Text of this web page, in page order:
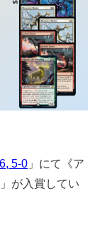
5-0 」にて《ア
が入賞してい